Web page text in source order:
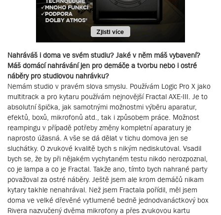
Nahráváš i doma ve svém studiu? Jaké v něm máš vybavení?
Máš domácí nahrávání jen pro demáče a tvorbu nebo i ostré
náběry pro studiovou nahrávku?
Nemám studio v pravém slova smyslu. Používám Logic Pro X jako
multitrack a pro kytaru používám nejnovější Fractal AXE-III. Je to
absolutní špička, jak samotnými možnostmi výběru aparatur,
efektů, boxů, mikrofonů atd., tak i způsobem práce. Možnost
reampingu v případě potřeby změny kompletní aparatury je
naprosto úžasná. A vše se dá dělat v tichu domova jen se
sluchátky. O zvukové kvalitě bych s nikým nediskutoval. Vsadil
bych se, že by při nějakém vychytaném testu nikdo nerozpoznal,
co je lampa a co je Fractal. Takže ano, tímto bych nahrané party
považoval za ostré náběry. Ještě jsem ale krom demáčů nikam
kytary takhle nenahrával. Než jsem Fractala pořídil, měl jsem
doma ve velké dřevěné vytlumené bedně jednodvanáctkový box
Rivera nazvučený dvěma mikrofony a přes zvukovou kartu